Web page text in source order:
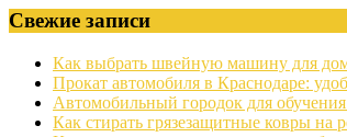
Свежие записи
Как выбрать швейную машину для
Прокат автомобиля в Краснодаре:
Автомобильный городок для
Как стирать грязезащитные ковры на